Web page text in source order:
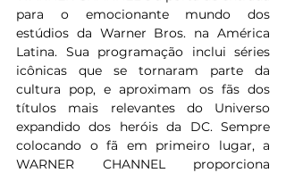
para o emocionante mundo dos
estúdios da Warner Bros. na América
Latina. Sua programação inclui séries
icônicas que se tornaram parte da
cultura pop, e aproximam os fãs dos
títulos mais relevantes do Universo
expandido dos heróis da DC. Sempre
colocando o fã em primeiro lugar, a
WARNER CHANNEL proporciona